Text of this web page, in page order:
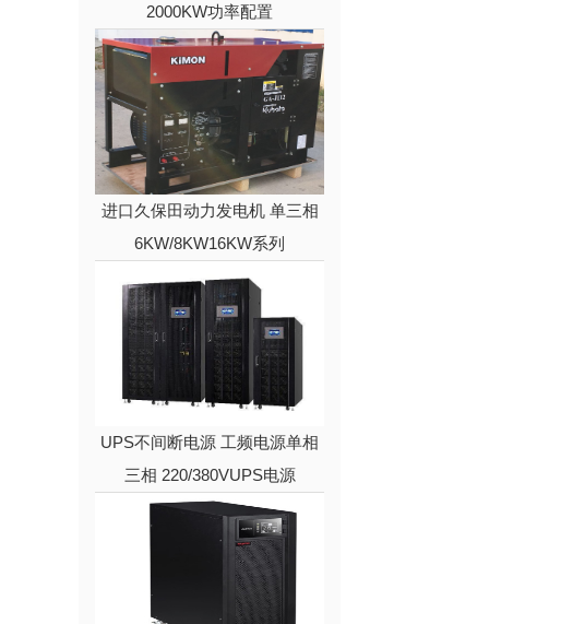
2000KW功率配置
进口久保田动力发电机 单三相
6KW/8KW16KW系列
UPS不间断电源 工频电源单相
三相 220/380VUPS电源